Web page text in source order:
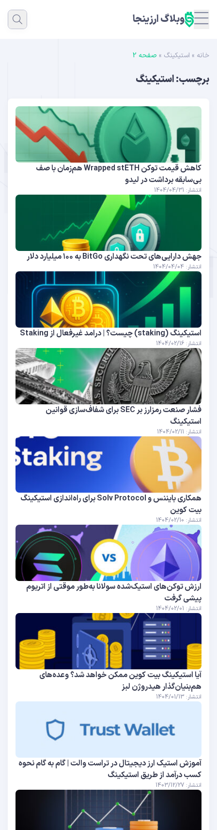
وبلاگ ارزینجا
خانه » استیکینگ » صفحه 2
برچسب:استیکینگ
کاهش قیمت توکن Wrapped stETH هم‌زمان با صف
بی‌سابقه برداشت در لیدو
انتشار: 1404/04/31
جهش دارایی‌های تحت نگهداری BitGo به ۱۰۰ میلیارد دلار
انتشار: 1404/04/04
استیکینگ (staking) چیست؟ | درامد غیرفعال از Staking
انتشار: 1404/02/16
فشار صنعت رمزارز بر SEC برای شفاف‌سازی قوانین
استیکینگ
انتشار: 1404/02/11
همکاری بایننس و Solv Protocol برای راه‌اندازی استیکینگ
بیت کوین
انتشار: 1404/02/10
ارزش توکن‌های استیک‌شده سولانا به‌طور موقتی از اتریوم
پیشی گرفت
انتشار: 1404/02/01
آیا استیکینگ بیت کوین ممکن خواهد شد؟ وعده‌های
هم‌بنیان‌گذار هیدروژن لبز
انتشار: 1404/01/13
آموزش استیک ارز دیجیتال در تراست والت | گام به گام نحوه
کسب درآمد از طریق استیکینگ
انتشار: 1403/12/27